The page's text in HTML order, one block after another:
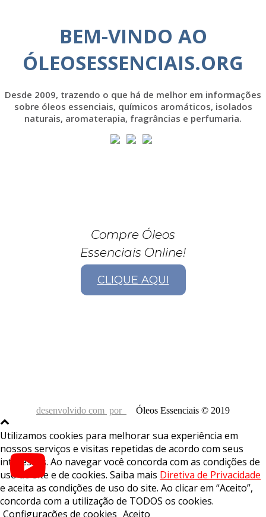
BEM-VINDO AO
ÓLEOSESSENCIAIS.ORG
Desde 2009, trazendo o que há de melhor em informações
sobre óleos essenciais, químicos aromáticos, isolados
naturais, aromaterapia, fragrâncias e perfumaria.
Compre Óleos
Essenciais Online!
CLIQUE AQUI
desenvolvido com por Óleos Essenciais © 2019
Utilizamos cookies para melhorar sua experiência em
nossos serviços e visitas repetidas de acordo com seus
interesses. Ao navegar você concorda com as condições de
uso do site e de cookies. Saiba mais Diretiva de Privacidade
e aceita as condições de uso do site. Ao clicar em “Aceito”,
concorda com a utilização de TODOS os cookies.
Configurações de cookies Aceito